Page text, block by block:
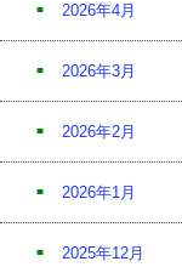
2026年4月
2026年3月
2026年2月
2026年1月
2025年12月